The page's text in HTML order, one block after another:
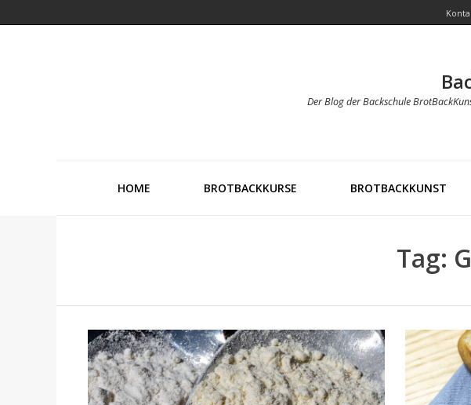
Der Blog der Backschule
HOME BROTBACKKURSE BROTBACKKUNST
Tag: